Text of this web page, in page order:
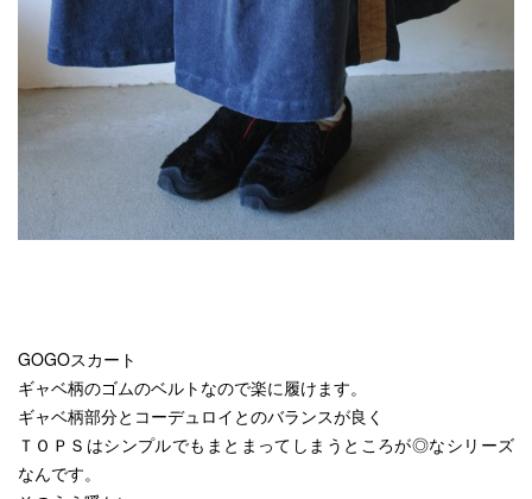
GOGOスカート
ギャベ柄のゴムのベルトなので楽に履けます。
ギャベ柄部分とコーデュロイとのバランスが良く
ＴＯＰＳはシンプルでもまとまってしまうところが◎なシリーズ
なんです。